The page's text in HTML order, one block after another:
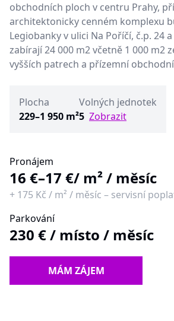
obchodních ploch v centru Prahy,
architektonicky cenném komplexu
Legiobanky v ulici Na Poříčí, č.p. 24
zabírají 24 000 m2 včetně 1 000 m2
vyšších patrech a přízemní
Plocha
229–1 950 m²
Volných jednotek
5 Zobrazit
Pronájem
16 €–17 €/ m² / měsíc
+ 175 Kč / m² / měsíc – servisní
Parkování
230 €/ místo / měsíc
MÁM ZÁJEM